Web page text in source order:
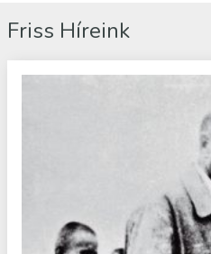
Friss Híreink